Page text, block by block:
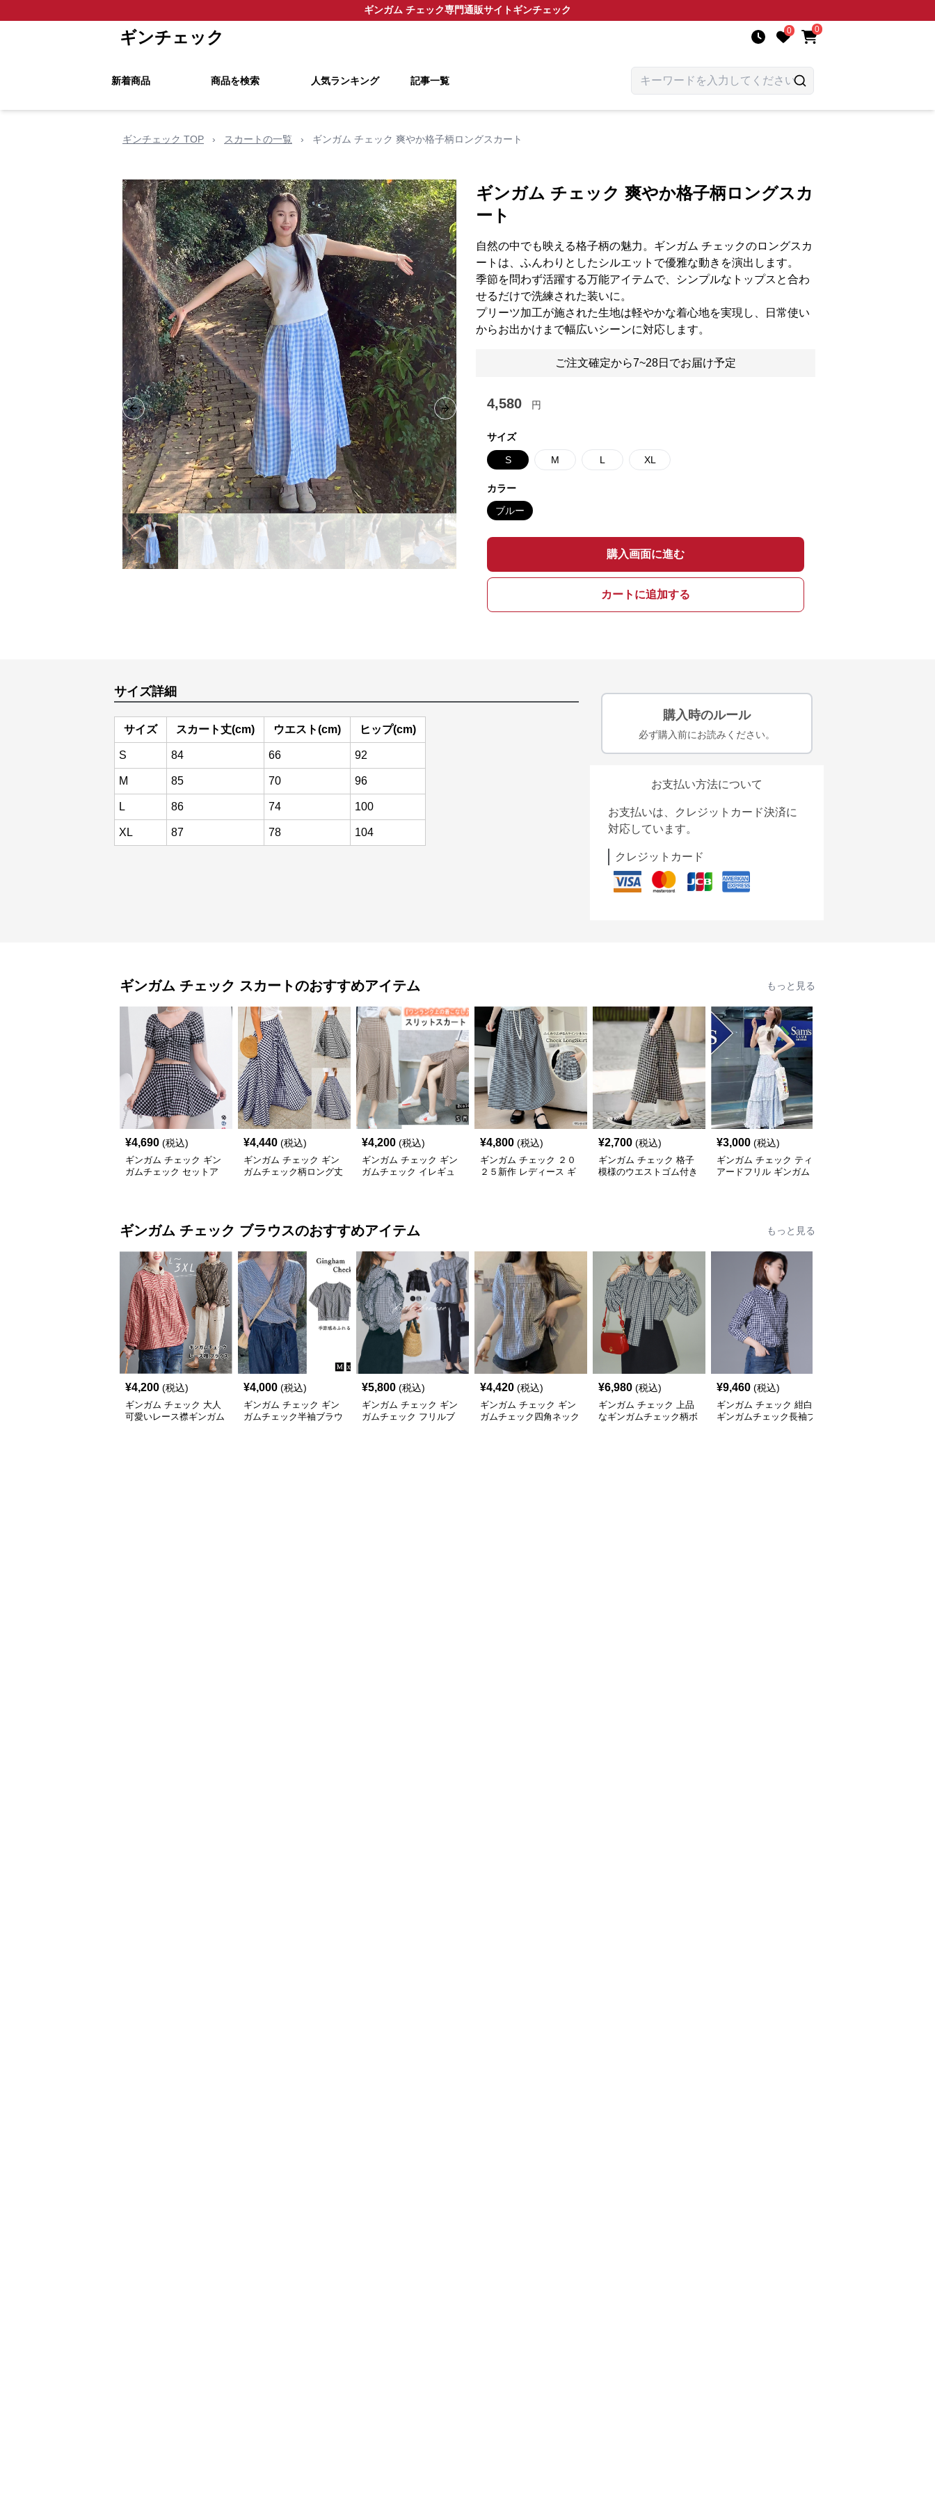
ギンガム チェック専門通販サイトギンチェック
ギンチェック 0 0
新着商品 商品を検索 人気ランキング 記事一覧
ギンチェック TOP › スカートの一覧 › ギンガム チェック 爽やか格子柄ロングスカート
Previous slide Next slide
ギンガム チェック 爽やか格子柄ロングスカ
ート
自然の中でも映える格子柄の魅力。ギンガム チェックのロングスカ
ートは、ふんわりとしたシルエットで優雅な動きを演出します。
季節を問わず活躍する万能アイテムで、シンプルなトップスと合わ
せるだけで洗練された装いに。
プリーツ加工が施された生地は軽やかな着心地を実現し、日常使い
からお出かけまで幅広いシーンに対応します。
ご注文確定から7~28日でお届け予定
4,580 円
サイズ
S M L XL
カラー
ブルー
購入画面に進む
カートに追加する
サイズ詳細
サイズ スカート丈(cm) ウエスト(cm) ヒップ(cm)
S 84 66 92
M 85 70 96
L 86 74 100
XL 87 78 104
購入時のルール
必ず購入前にお読みください。
お支払い方法について
お支払いは、クレジットカード決済に
対応しています。
クレジットカード
ギンガム チェック スカートのおすすめアイテム もっと見る
¥4,690 (税込)
ギンガム チェック ギン
ガムチェック セットア
¥4,440 (税込)
ギンガム チェック ギン
ガムチェック柄ロング丈
¥4,200 (税込)
ギンガム チェック ギン
ガムチェック イレギュ
¥4,800 (税込)
ギンガム チェック ２０
２５新作 レディース ギ
¥2,700 (税込)
ギンガム チェック 格子
模様のウエストゴム付き
¥3,000 (税込)
ギンガム チェック ティ
アードフリル ギンガム
ギンガム チェック ブラウスのおすすめアイテム もっと見る
¥4,200 (税込)
ギンガム チェック 大人
可愛いレース襟ギンガム
¥4,000 (税込)
ギンガム チェック ギン
ガムチェック半袖ブラウ
¥5,800 (税込)
ギンガム チェック ギン
ガムチェック フリルブ
¥4,420 (税込)
ギンガム チェック ギン
ガムチェック四角ネック
¥6,980 (税込)
ギンガム チェック 上品
なギンガムチェック柄ボ
¥9,460 (税込)
ギンガム チェック 紺白
ギンガムチェック長袖ブ